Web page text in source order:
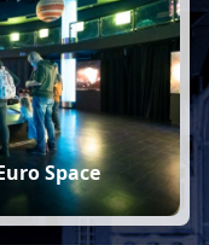
Space